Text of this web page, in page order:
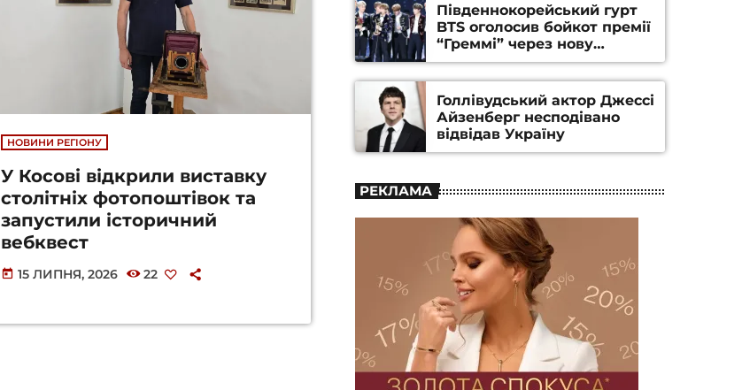
НОВИНИ РЕГІОНУ
У Косові відкрили виставку
столітніх фотопоштівок та
запустили історичний
вебквест
today 15 ЛИПНЯ, 2026 22
Південнокорейський гурт
BTS оголосив бойкот премії
“Греммі” через нову
номінацію
Голлівудський актор Джессі
Айзенберг несподівано
відвідав Україну
РЕКЛАМА